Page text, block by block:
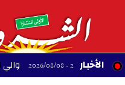
الأخبار22:35 - 2026/08/08 والي